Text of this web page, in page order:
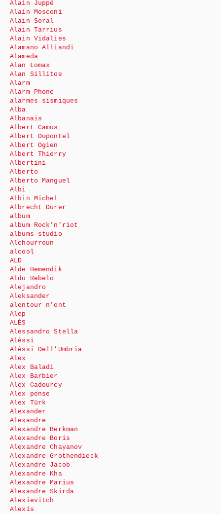
Alain Juppé
Alain Mosconi
Alain Soral
Alain Tarrius
Alain Vidalies
Alamano Alliandi
Alameda
Alan Lomax
Alan Sillitoe
Alarm
Alarm Phone
alarmes sismiques
Alba
Albanais
Albert Camus
Albert Dupontel
Albert Ogien
Albert Thierry
Albertini
Alberto
Alberto Manguel
Albi
Albin Michel
Albrecht Dürer
album
album Rock’n’riot
albums studio
Alchourroun
alcool
ALD
Alde Hemendik
Aldo Rebelo
Alejandro
Aleksander
alentour n’ont
Alep
ALÈS
Alessandro Stella
Alèssi
Alèssi Dell’Umbria
Alex
Alex Baladi
Alex Barbier
Alex Cadourcy
Alex pense
Alex Türk
Alexander
Alexandre
Alexandre Berkman
Alexandre Boris
Alexandre Chayanov
Alexandre Grothendieck
Alexandre Jacob
Alexandre Kha
Alexandre Marius
Alexandre Skirda
Alexievitch
Alexis